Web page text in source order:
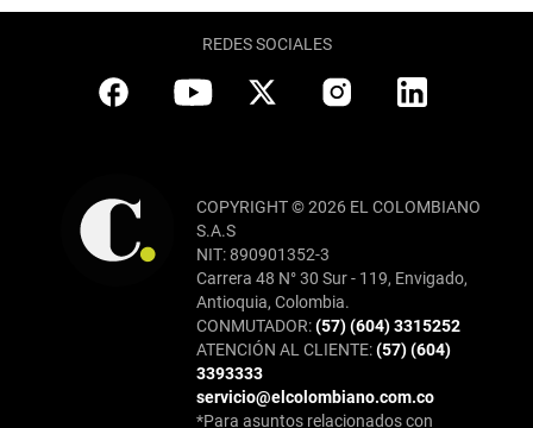
REDES SOCIALES
COPYRIGHT © 2026 EL COLOMBIANO
S.A.S
NIT: 890901352-3
Carrera 48 N° 30 Sur - 119, Envigado,
Antioquia, Colombia.
CONMUTADOR:(57) (604) 3315252
ATENCIÓN AL CLIENTE:(57) (604)
3393333
servicio@elcolombiano.com.co
*Para asuntos relacionados con